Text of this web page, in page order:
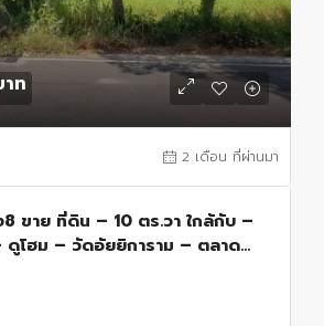
ท
2 เดือน ที่ผ่านมา
ขาย ที่ดิน – 10 ตร.วา ใกล้กับ –
โฮม – วัดอัยยิการาม – ตลาด
โรงเรียนสารสาสน์วิเทศรังสิต